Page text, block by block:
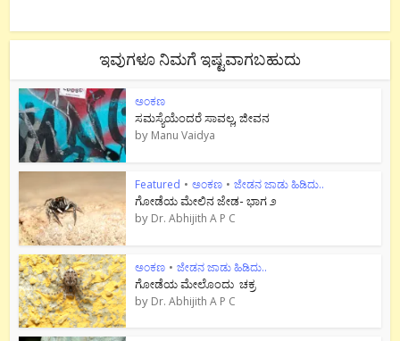
ಇವುಗಳೂ ನಿಮಗೆ ಇಷ್ಟವಾಗಬಹುದು
ಅಂಕಣ
ಸಮಸ್ಯೆಯೆಂದರೆ ಸಾವಲ್ಲ, ಜೀವನ
by Manu Vaidya
Featured • ಅಂಕಣ • ಜೇಡನ ಜಾಡು ಹಿಡಿದು..
ಗೋಡೆಯ ಮೇಲಿನ ಜೇಡ- ಭಾಗ ೨
by Dr. Abhijith A P C
ಅಂಕಣ • ಜೇಡನ ಜಾಡು ಹಿಡಿದು..
ಗೋಡೆಯ ಮೇಲೊಂದು ಚಕ್ರ
by Dr. Abhijith A P C